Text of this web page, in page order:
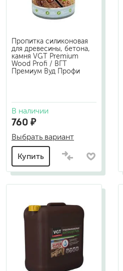
Пропитка силиконовая
для древесины, бетона,
камня VGT Premium
Wood Profi / ВГТ
Премиум Вуд Профи
В наличии
760 ₽
Выбрать вариант
Купить